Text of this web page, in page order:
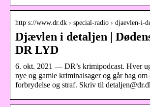
http s://www.dr.dk › special-radio › djaevlen-i-
Djævlen i detaljen |
DR LYD
6. okt. 2021 — DR’s krimipodcast. Hver
nye og gamle kriminalsager og går bag
forbrydelse og straf. Skriv til